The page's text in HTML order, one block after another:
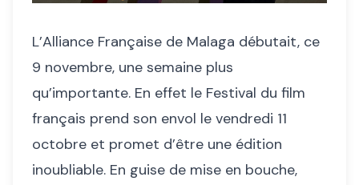
L’Alliance Française de Malaga débutait, ce
9 novembre, une semaine plus
qu’importante. En effet le Festival du film
français prend son envol le vendredi 11
octobre et promet d’être une édition
inoubliable. En guise de mise en bouche,